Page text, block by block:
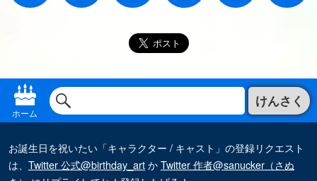
ホーム
けんさく
お誕生日を祝いたい「キャラクター / キャスト」の登録リクエスト
は、 Twitter 公式@birthday_artかTwitter 作者@sanucker（さぬ